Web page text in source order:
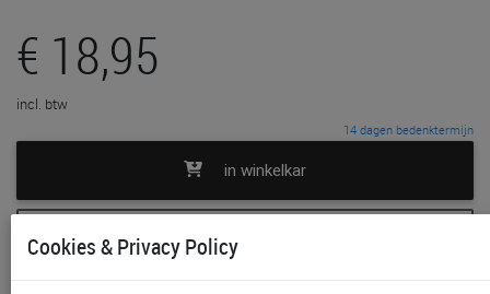
€ 18,95
incl. btw
14 dagen bedenktermijn
in winkelkar
Cookies & Privacy Policy